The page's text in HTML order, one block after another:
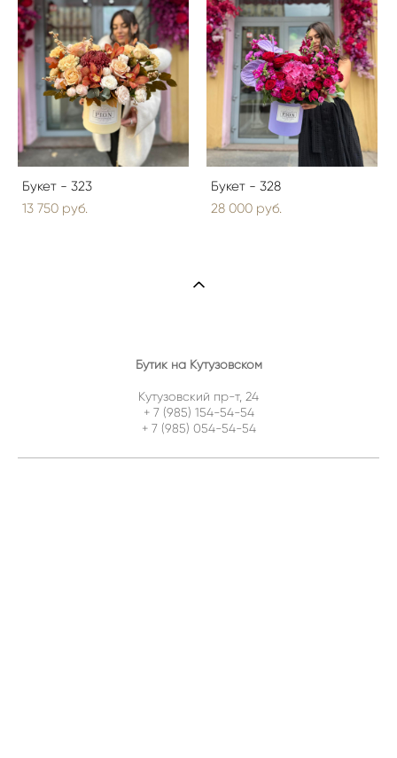
Букет - 323
13 750 pуб.
Букет - 328
28 000 pуб.
Бутик на Кутузовском
Кутузовский пр-т, 24
+ 7 (985) 154-54-54
+ 7 (985) 054-54-54